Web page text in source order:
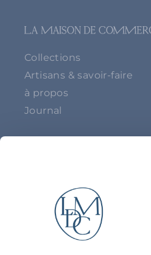
Collections
Artisans & savoir-faire
à propos
Journal
VOUS ÊTES UN PRO ?
NOUS CONTACTER